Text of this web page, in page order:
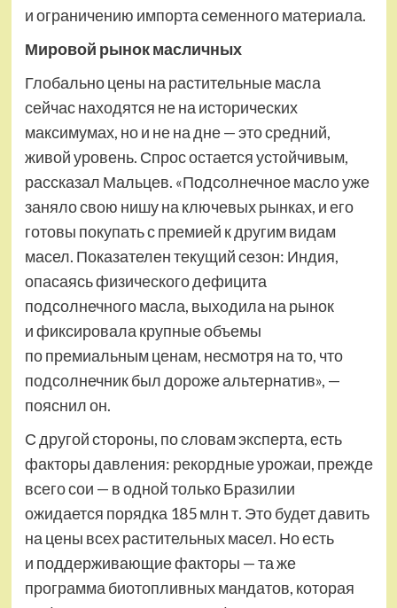
и ограничению импорта семенного материала.
Мировой рынок масличных
Глобально цены на растительные масла
сейчас находятся не на исторических
максимумах, но и не на дне — это средний,
живой уровень. Спрос остается устойчивым,
рассказал Мальцев. «Подсолнечное масло уже
заняло свою нишу на ключевых рынках, и его
готовы покупать с премией к другим видам
масел. Показателен текущий сезон: Индия,
опасаясь физического дефицита
подсолнечного масла, выходила на рынок
и фиксировала крупные объемы
по премиальным ценам, несмотря на то, что
подсолнечник был дороже альтернатив», —
пояснил он.
С другой стороны, по словам эксперта, есть
факторы давления: рекордные урожаи, прежде
всего сои — в одной только Бразилии
ожидается порядка 185 млн т. Это будет давить
на цены всех растительных масел. Но есть
и поддерживающие факторы — та же
программа биотопливных мандатов, которая